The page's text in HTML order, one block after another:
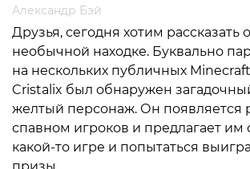
Александр Бэй
Друзья, сегодня хотим рассказать
необычной находке. Буквально
на нескольких публичных
Cristalix был обнаружен
желтый персонаж. Он появляется
спавном игроков и предлагает им
какой-то игре и попытаться